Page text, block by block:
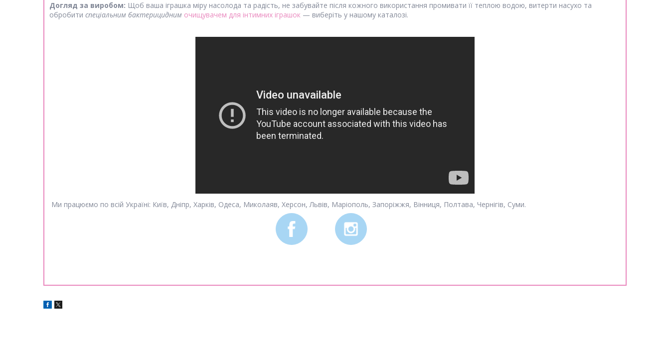
Догляд за виробом: Щоб ваша іграшка міру насолода та радість, не забувайте після кожного використання промивати її теплою водою, витерти насухо та
обробити спеціальним бактерицидним очищувачем для інтимних іграшок — виберіть у нашому каталозі.
Ми працюємо по всій Україні: Київ, Дніпр, Харків, Одеса, Миколаяв, Херсон, Львів, Маріополь, Запоріжжя, Вінниця, Полтава, Чернігів, Суми.